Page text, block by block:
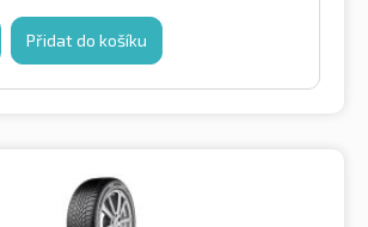
Přidat do košíku